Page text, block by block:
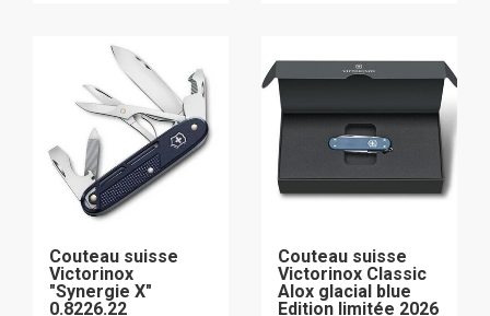
Couteau suisse
Victorinox
"Synergie X"
0.8226.22
Couteau suisse
Victorinox Classic
Alox glacial blue
Edition limitée 2026